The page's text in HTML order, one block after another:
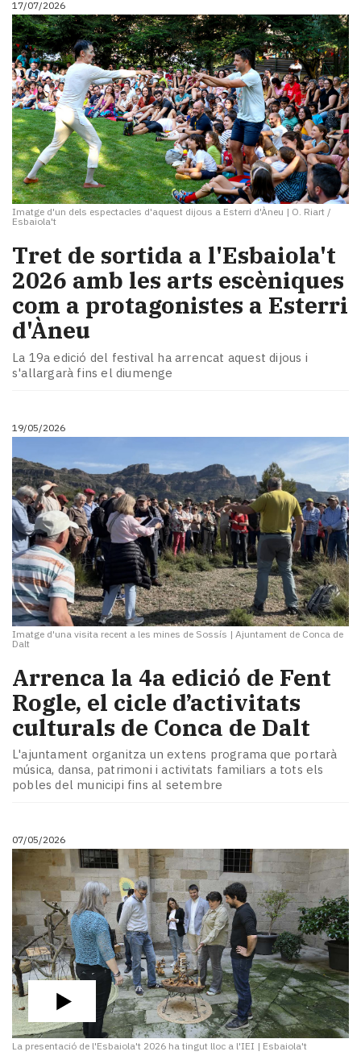
i
turisme
Cultura
Esports
Mai
tant!
TV
i
mitjans
El
temps
Reportatges
Enquestes
A
escena!
Dis
la
Subscriptors
del
Pallars
Contingut
patrocinat
Lo
més
llegit...
Editorial
17/07/2026
Imatge d'un dels espectacles d'aquest dijous a Esterri d'Àneu | O. Riart /
Esbaiola't
Tret de sortida a l'Esbaiola't
2026 amb les arts escèniques
com a protagonistes a Esterri
d'Àneu
La 19a edició del festival ha arrencat aquest dijous i
s'allargarà fins el diumenge
19/05/2026
Imatge d'una visita recent a les mines de Sossís | Ajuntament de Conca de
Dalt
Arrenca la 4a edició de Fent
Rogle, el cicle d’activitats
culturals de Conca de Dalt
L'ajuntament organitza un extens programa que portarà
música, dansa, patrimoni i activitats familiars a tots els
pobles del municipi fins al setembre
07/05/2026
La presentació de l'Esbaiola't 2026 ha tingut lloc a l'IEI | Esbaiola't